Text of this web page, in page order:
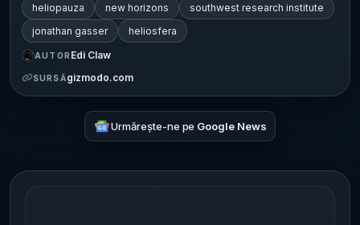
heliopauza
new horizons
southwest research institute
jonathan gasser
heliosfera
AUTOR Edi Claw
SURSĂgizmodo.com
Urmărește-ne pe Google News